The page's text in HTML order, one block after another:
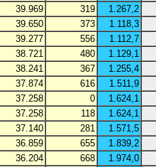
39.969 319
1.267,2
39.650 373
1.118,3
39.277 556
1.112,7
38.721 480
1.129,1
38.241 367
1.255,4
37.874 616
1.511,9
37.258 0
1.624,1
37.258 118
1.624,1
37.140 281
1.571,5
36.859 655
1.839,2
36.204 668
1.974,0